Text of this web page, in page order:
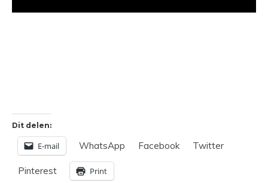
Dit delen:
E-mail WhatsApp Facebook Twitter
Pinterest Print